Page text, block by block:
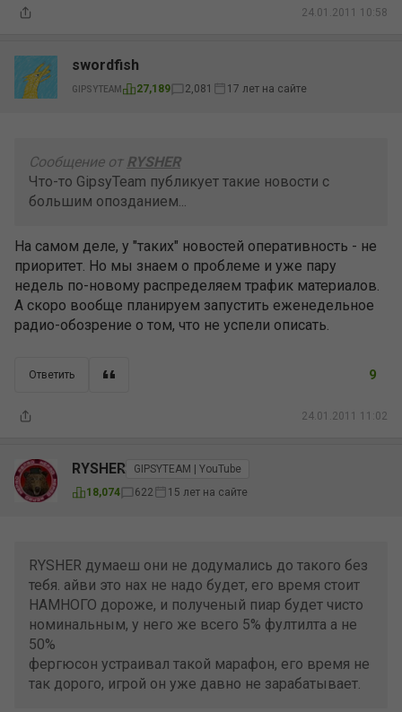
24.01.2011 10:58
swordfish
GIPSYTEAM 27,189 2,081 17 лет на сайте
Сообщение от RYSHER
Что-то GipsyTeam публикует такие новости с
большим опозданием...
На самом деле, у "таких" новостей оперативность - не
приоритет. Но мы знаем о проблеме и уже пару
недель по-новому распределяем трафик материалов.
А скоро вообще планируем запустить еженедельное
радио-обозрение о том, что не успели описать.
Ответить
24.01.2011 11:02
9
RYSHER
GIPSYTEAM | YouTube
18,074
622 15 лет на сайте
RYSHER думаеш они не додумались до такого без
тебя. айви это нах не надо будет, его время стоит
НАМНОГО дороже, и полученый пиар будет чисто
номинальным, у него же всего 5% фултилта а не
50%
фергюсон устраивал такой марафон, его время не
так дорого, игрой он уже давно не зарабатывает.